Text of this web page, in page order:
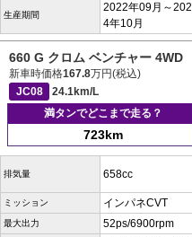
生産期間
2022年09月～202
4年10月
660 G クロム ベンチャー 4WD
新車時価格167.8万円(税込)
JC08
24.1km/L
満タンでどこまで走る？
723km
排気量 658cc
ミッション インパネCVT
最大出力 52ps/6900rpm